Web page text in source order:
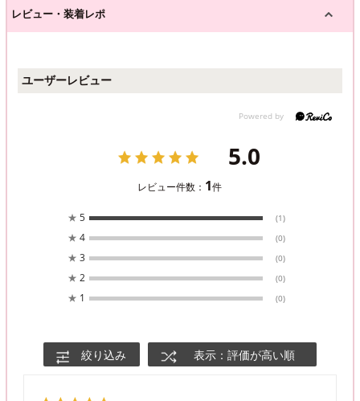
レビュー・装着レポ
ユーザーレビュー
5.0
レビュー件数： 1件
★ 5 (1)
★ 4 (0)
★ 3 (0)
★ 2 (0)
★ 1 (0)
絞り込み 表示：評価が高い順